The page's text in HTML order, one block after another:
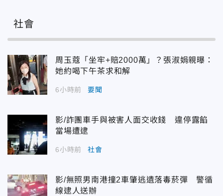
社會
周玉蔻「坐牢+賠2000萬」？張淑娟親曝：
她約喝下午茶求和解
6小時前 要聞
影/詐團車手與被害人面交收錢 違停露餡
當場遭逮
6小時前 社會
影/無照男南港撞2車肇逃遺落毒菸彈 警循
線逮人送辦